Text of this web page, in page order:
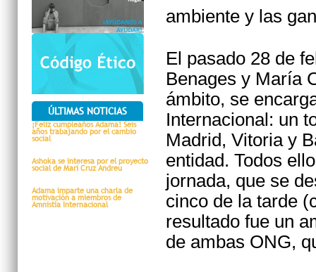
ambiente y las
El pasado 28 de
Benages y María
ámbito, se
Internacional: un
Madrid, Vitoria y
entidad. Todos
jornada, que se
cinco de la tarde
resultado fue un
de ambas ONG,
ÚLTIMAS NOTICIAS
¡Feliz cumpleaños Adama! Seis
años trabajando por el cambio
social
Ashoka se interesa por el proyecto
social de Mari Cruz Andreu
Adama imparte una charla de
motivación a miembros de
Amnistía Internacional